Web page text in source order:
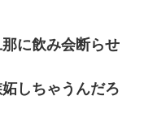
に飲み会断らせ
しちゃうんだろ